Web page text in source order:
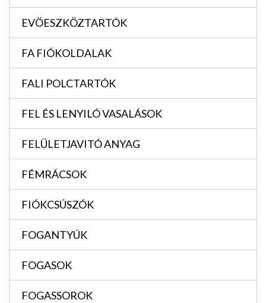
EVÖESZKÖZTARTÓK
FA FIÓKOLDALAK
FALI POLCTARTÓK
FEL ÉS LENYILÓ VASALÁSOK
FELÜLETJAVITÓ ANYAG
FÉMRÁCSOK
FIÓKCSÚSZÓK
FOGANTYÚK
FOGASOK
FOGASSOROK